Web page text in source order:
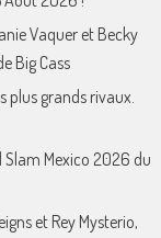
Vaquer et Becky
Big Cass
plus grands rivaux.
Mexico 2026 du
et Rey Mysterio,